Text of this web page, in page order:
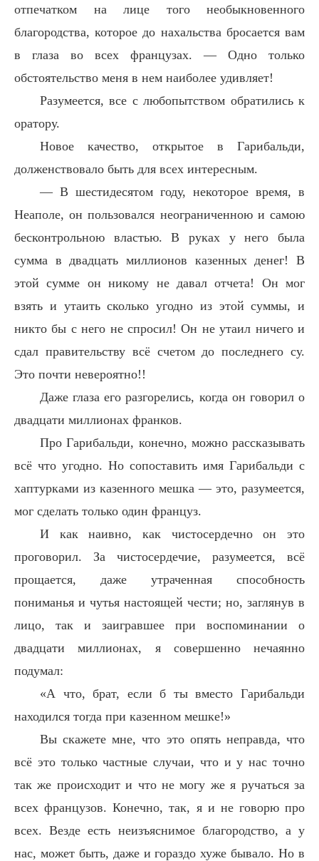
отпечатком на лице того необыкновенного
благородства, которое до нахальства бросается вам
в глаза во всех французах. — Одно только
обстоятельство меня в нем наиболее удивляет!
Разумеется, все с любопытством обратились к
оратору.
Новое качество, открытое в Гарибальди,
долженствовало быть для всех интересным.
— В шестидесятом году, некоторое время, в
Неаполе, он пользовался неограниченною и самою
бесконтрольною властью. В руках у него была
сумма в двадцать миллионов казенных денег! В
этой сумме он никому не давал отчета! Он мог
взять и утаить сколько угодно из этой суммы, и
никто бы с него не спросил! Он не утаил ничего и
сдал правительству всё счетом до последнего су.
Это почти невероятно!!
Даже глаза его разгорелись, когда он говорил о
двадцати миллионах франков.
Про Гарибальди, конечно, можно рассказывать
всё что угодно. Но сопоставить имя Гарибальди с
хаптурками из казенного мешка — это, разумеется,
мог сделать только один француз.
И как наивно, как чистосердечно он это
проговорил. За чистосердечие, разумеется, всё
прощается, даже утраченная способность
пониманья и чутья настоящей чести; но, заглянув в
лицо, так и заигравшее при воспоминании о
двадцати миллионах, я совершенно нечаянно
подумал:
«А что, брат, если б ты вместо Гарибальди
находился тогда при казенном мешке!»
Вы скажете мне, что это опять неправда, что
всё это только частные случаи, что и у нас точно
так же происходит и что не могу же я ручаться за
всех французов. Конечно, так, я и не говорю про
всех. Везде есть неизъяснимое благородство, а у
нас, может быть, даже и гораздо хуже бывало. Но в